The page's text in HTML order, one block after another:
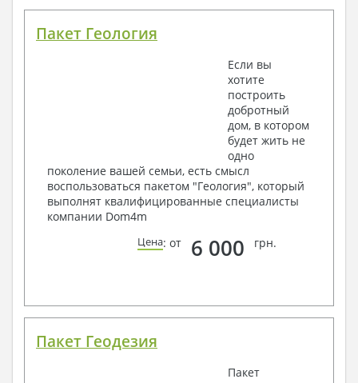
Пакет Геология
Если вы
хотите
построить
добротный
дом, в котором
будет жить не
одно
поколение вашей семьи, есть смысл
воспользоваться пакетом "Геология", который
выполнят квалифицированные специалисты
компании Dom4m
Цена: от 6 000 грн.
Пакет Геодезия
Пакет